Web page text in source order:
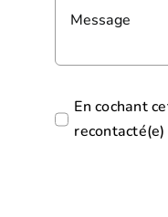
En cochant
recontacté(e)